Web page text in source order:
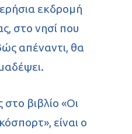
εκδρομή
στο νησί που
απέναντι, θα
βιβλίο «Οι
είναι ο